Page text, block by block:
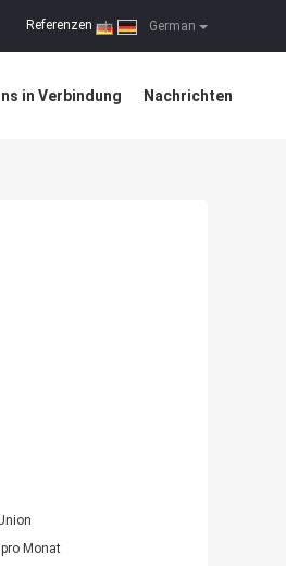
German
Referenzen |
in Verbindung Nachrichten
Monat